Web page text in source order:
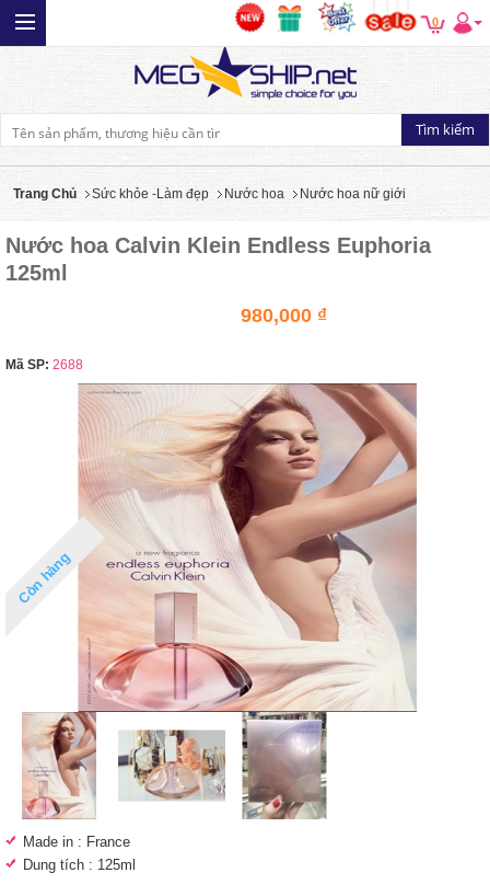
0
Trang Chủ Sức khỏe -Làm đẹp Nước hoa Nước hoa nữ giới
Nước hoa Calvin Klein Endless Euphoria
125ml
980,000 ₫
Mã SP: 2688
Còn hàng
Made in : France
Dung tích : 125ml